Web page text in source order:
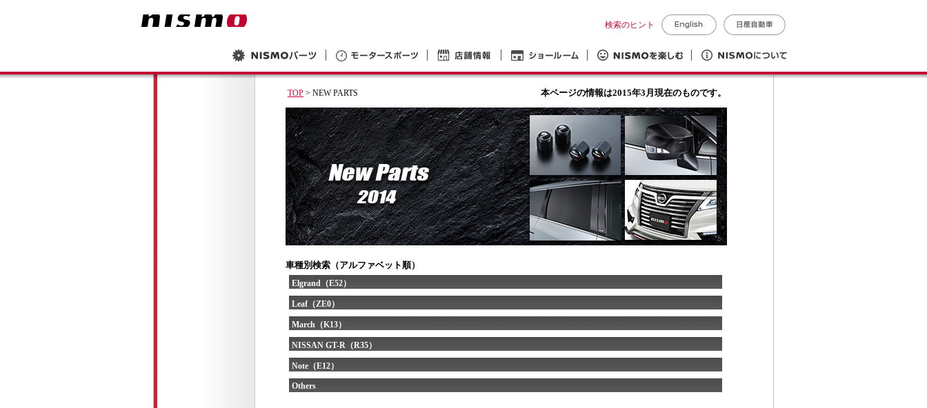
検索のヒント
TOP > NEW PARTS 本ページの情報は2015年3月現在のものです。
車種別検索（アルファベット順）
Elgrand（E52）
Leaf（ZE0）
March（K13）
NISSAN GT-R（R35）
Note（E12）
Others